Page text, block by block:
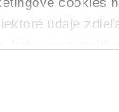
údaje